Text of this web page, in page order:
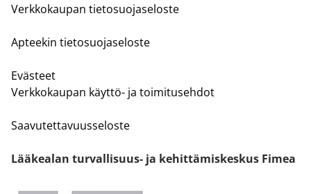
Verkkokaupan tietosuojaseloste
Apteekin tietosuojaseloste
Evästeet
Verkkokaupan käyttö- ja toimitusehdot
Saavutettavuusseloste
Lääkealan turvallisuus- ja kehittämiskeskus Fimea